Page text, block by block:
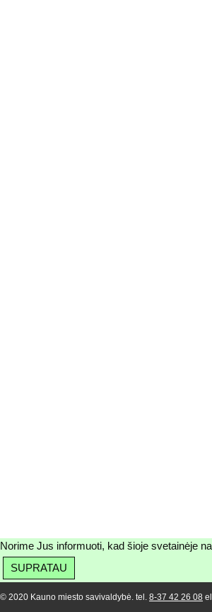
Norime Jus informuoti, kad šioje svetainėje
SUPRATAU
© 2020 Kauno miesto savivaldybė. tel. 8-37 42 26 08